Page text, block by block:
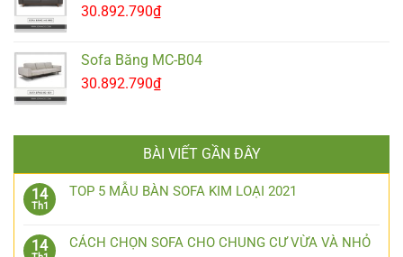
30.892.790₫
Sofa Băng MC-B04
30.892.790₫
BÀI VIẾT GẦN ĐÂY
14
Th1
TOP 5 MẪU BÀN SOFA KIM LOẠI 2021
14 CÁCH CHỌN SOFA CHO CHUNG CƯ VỪA VÀ NHỎ